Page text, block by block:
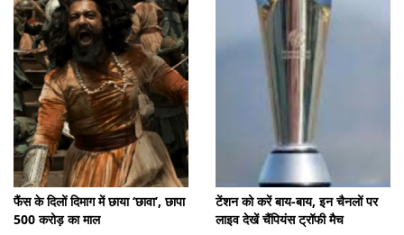
फैंस के दिलों दिमाग में छाया ‘छावा’, छापा
500 करोड़ का माल
टेंशन को करें बाय-बाय, इन चैनलों पर
लाइव देखें चैंपियंस ट्रॉफी मैच